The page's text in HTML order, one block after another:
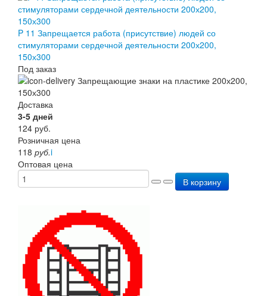
P 11 Запрещается работа (присутствие) людей со
стимуляторами сердечной деятельности 200х200,
150х300
Под заказ
Доставка
3-5 дней
124 руб.
Розничная цена
118 руб.i
Оптовая цена
В корзину